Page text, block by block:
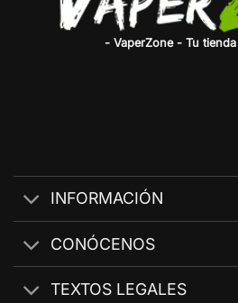
- VaperZone - Tu
INFORMACIÓN
CONÓCENOS
TEXTOS LEGALES